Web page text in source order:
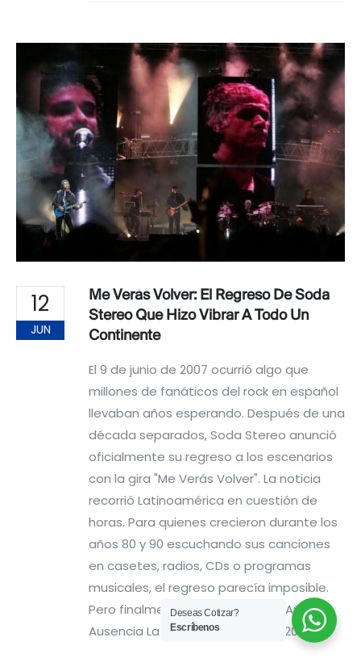
12
JUN
Me Verás Volver: El Regreso De Soda
Stereo Que Hizo Vibrar A Todo Un
Continente
El 9 de junio de 2007 ocurrió algo que
millones de fanáticos del rock en español
llevaban años esperando. Después de una
década separados, Soda Stereo anunció
oficialmente su regreso a los escenarios
con la gira "Me Verás Volver". La noticia
recorrió Latinoamérica en cuestión de
horas. Para quienes crecieron durante los
años 80 y 90 escuchando sus canciones
en casetes, radios, CDs o programas
musicales, el regreso parecía imposible.
Pero finalmente sucedió. 🎸 Diez Años De
Ausencia La historia comenzó el 20 de...
Deseas Cotizar?
Escríbenos